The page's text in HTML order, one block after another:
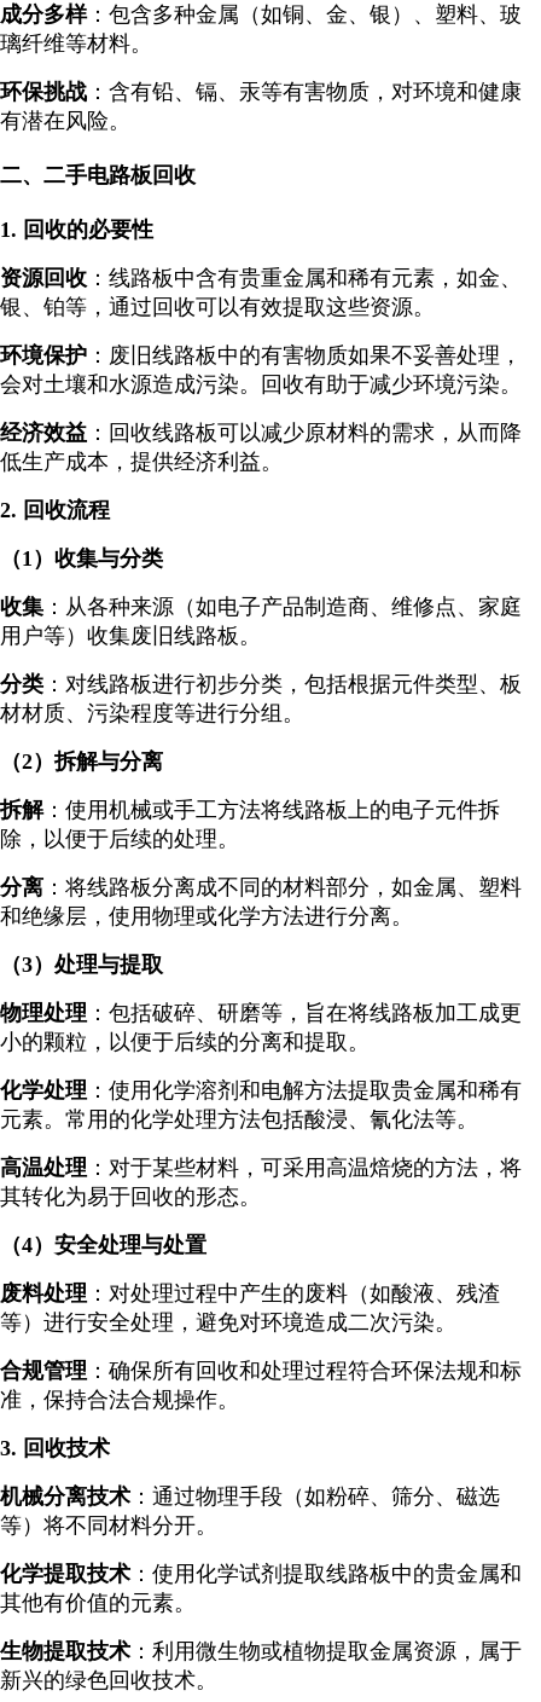
成分多样：包含多种金属（如铜、金、银）、塑料、玻
璃纤维等材料。
环保挑战 ：含有铅、镉、汞等有害物质，对环境和健康
有潜在风险。
二、二手电路板回收
1. 回收的必要性
资源回收 ：线路板中含有贵重金属和稀有元素，如金、
银、铂等，通过回收可以有效提取这些资源。
环境保护 ：废旧线路板中的有害物质如果不妥善处理，
会对土壤和水源造成污染。回收有助于减少环境污染。
经济效益 ：回收线路板可以减少原材料的需求，从而降
低生产成本，提供经济利益。
2. 回收流程
（1）收集与分类
收集 ：从各种来源（如电子产品制造商、维修点、家庭
用户等）收集废旧线路板。
分类 ：对线路板进行初步分类，包括根据元件类型、板
材材质、污染程度等进行分组。
（2）拆解与分离
拆解：使用机械或手工方法将线路板上的电子元件拆
除，以便于后续的处理。
分离 ：将线路板分离成不同的材料部分，如金属、塑料
和绝缘层，使用物理或化学方法进行分离。
（3）处理与提取
物理处理 ：包括破碎、研磨等，旨在将线路板加工成更
小的颗粒，以便于后续的分离和提取。
化学处理 ：使用化学溶剂和电解方法提取贵金属和稀有
元素。常用的化学处理方法包括酸浸、氰化法等。
高温处理 ：对于某些材料，可采用高温焙烧的方法，将
其转化为易于回收的形态。
（4）安全处理与处置
废料处理 ：对处理过程中产生的废料（如酸液、残渣
等）进行安全处理，避免对环境造成二次污染。
合规管理 ：确保所有回收和处理过程符合环保法规和标
准，保持合法合规操作。
3. 回收技术
机械分离技术 ：通过物理手段（如粉碎、筛分、磁选
等）将不同材料分开。
化学提取技术 ：使用化学试剂提取线路板中的贵金属和
其他有价值的元素。
生物提取技术 ：利用微生物或植物提取金属资源，属于
新兴的绿色回收技术。